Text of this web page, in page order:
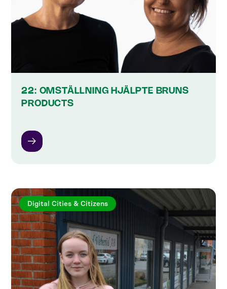
22: OMSTÄLLNING HJÄLPTE BRUNS
PRODUCTS
Digital Cities & Citizens